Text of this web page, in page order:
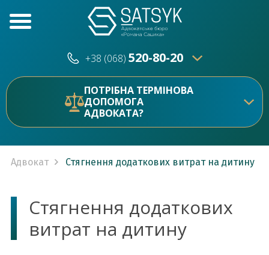
+38 (068) 520-80-20
520-80-20
ПОТРІБНА ТЕРМІНОВА
ДОПОМОГА
АДВОКАТА?
Адвокат Стягнення додаткових витрат на дитину
Стягнення додаткових
витрат на дитину